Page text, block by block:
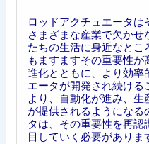
ロッドアクチュエータは
さまざまな産業で欠か
たちの生活に身近なとこ
もますますその重要性
進化とともに、より効率
エータが開発され続ける
より、自動化が進み、
が提供されるようになる
タは、その重要性を再
目していく必要がありま